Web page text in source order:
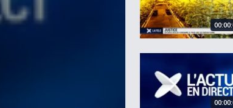
00:00:00
L&#039;Actu du